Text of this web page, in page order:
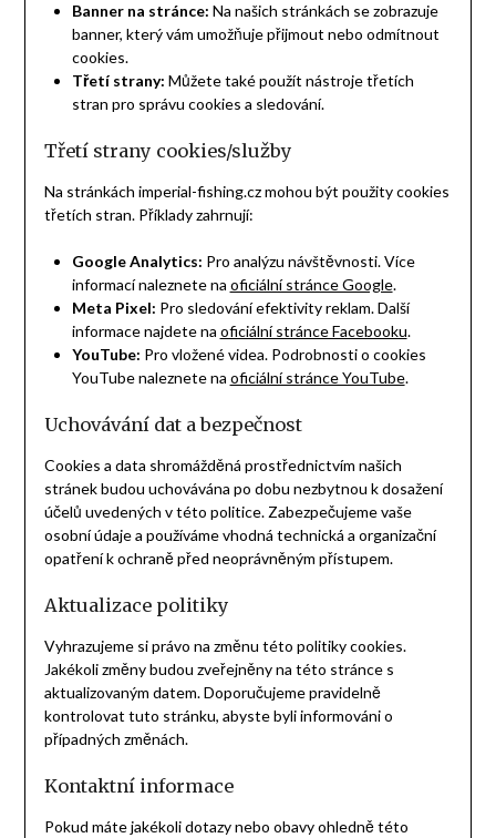
Banner na stránce: Na našich stránkách se zobrazuje
banner, který vám umožňuje přijmout nebo odmítnout
cookies.
Třetí strany: Můžete také použít nástroje třetích
stran pro správu cookies a sledování.
Třetí strany cookies/služby
Na stránkách imperial-fishing.cz mohou být použity cookies
třetích stran. Příklady zahrnují:
Google Analytics: Pro analýzu návštěvnosti. Více
informací naleznete na oficiální stránce Google.
Meta Pixel: Pro sledování efektivity reklam. Další
informace najdete na oficiální stránce Facebooku.
YouTube: Pro vložené videa. Podrobnosti o cookies
YouTube naleznete na oficiální stránce YouTube.
Uchovávání dat a bezpečnost
Cookies a data shromážděná prostřednictvím našich
stránek budou uchovávána po dobu nezbytnou k dosažení
účelů uvedených v této politice. Zabezpečujeme vaše
osobní údaje a používáme vhodná technická a organizační
opatření k ochraně před neoprávněným přístupem.
Aktualizace politiky
Vyhrazujeme si právo na změnu této politiky cookies.
Jakékoli změny budou zveřejněny na této stránce s
aktualizovaným datem. Doporučujeme pravidelně
kontrolovat tuto stránku, abyste byli informováni o
případných změnách.
Kontaktní informace
Pokud máte jakékoli dotazy nebo obavy ohledně této